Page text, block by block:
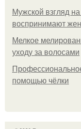
Мужской взгляд
воспринимают
Мелкое
уходу за волосами
помощью чёлки